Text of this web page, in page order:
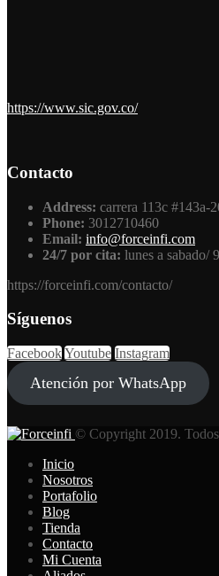
https://www.sic.gov.co/
Contacto
Address: carrera 113c #143a-
Phone: 3012710460
Email: info@forceinfi.com
24/7 por cita: lunes a sabado/
https://forceinfi.com/contacto/
Síguenos
FacebookYoutube Instagram
Atención por WhatsApp
© Copyright 2019. Todos
Inicio
Nosotros
Portafolio
Blog
Tienda
Contacto
Mi Cuenta